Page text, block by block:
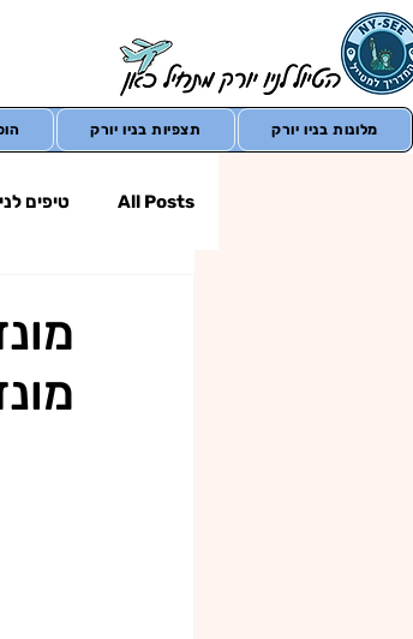
תצפיות בניו יורק מלונות בניו יורק
All Posts טיפים
מונדיאל